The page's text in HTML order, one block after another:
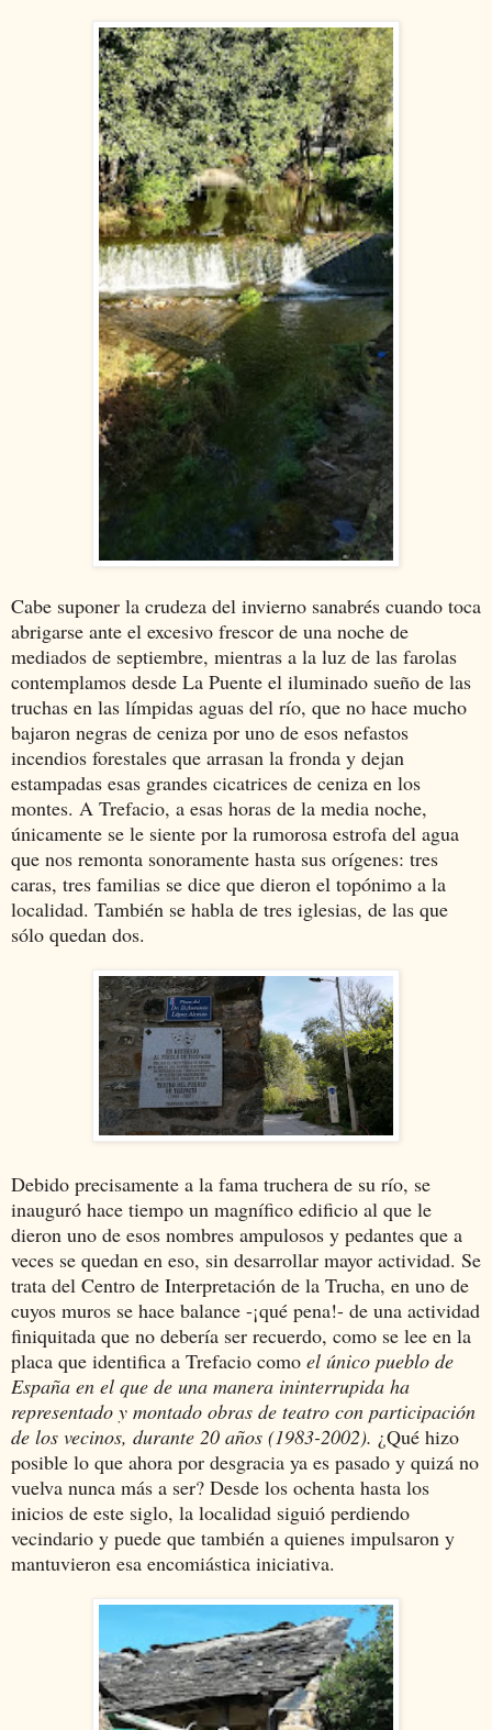
Cabe suponer la crudeza del invierno sanabrés cuando toca
abrigarse ante el excesivo frescor de una noche de
mediados de septiembre, mientras a la luz de las farolas
contemplamos desde La Puente el iluminado sueño de las
truchas en las límpidas aguas del río, que no hace mucho
bajaron negras de ceniza por uno de esos nefastos
incendios forestales que arrasan la fronda y dejan
estampadas esas grandes cicatrices de ceniza en los
montes. A Trefacio, a esas horas de la media noche,
únicamente se le siente por la rumorosa estrofa del agua
que nos remonta sonoramente hasta sus orígenes: tres
caras, tres familias se dice que dieron el topónimo a la
localidad. También se habla de tres iglesias, de las que
sólo quedan dos.
Debido precisamente a la fama truchera de su río, se
inauguró hace tiempo un magnífico edificio al que le
dieron uno de esos nombres ampulosos y pedantes que a
veces se quedan en eso, sin desarrollar mayor actividad. Se
trata del Centro de Interpretación de la Trucha, en uno de
cuyos muros se hace balance -¡qué pena!- de una actividad
finiquitada que no debería ser recuerdo, como se lee en la
placa que identifica a Trefacio como el único pueblo de
España en el que de una manera ininterrupida ha
representado y montado obras de teatro con participación
de los vecinos, durante 20 años (1983-2002). ¿Qué hizo
posible lo que ahora por desgracia ya es pasado y quizá no
vuelva nunca más a ser? Desde los ochenta hasta los
inicios de este siglo, la localidad siguió perdiendo
vecindario y puede que también a quienes impulsaron y
mantuvieron esa encomiástica iniciativa.